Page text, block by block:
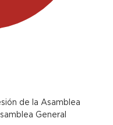
de la Asamblea
General